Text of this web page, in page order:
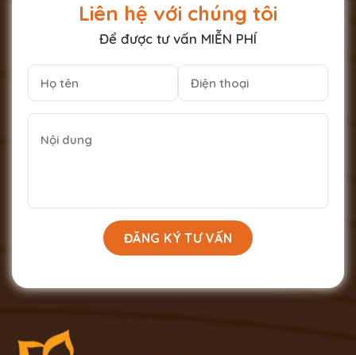
Liên hệ với chúng tôi
Để được tư vấn MIỄN PHÍ